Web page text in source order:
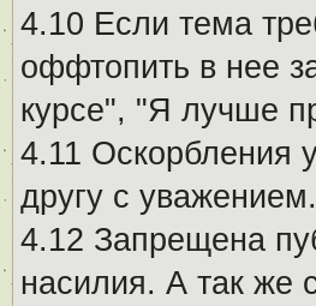
4.10 Если тема
оффтопить в нее
курсе", "Я лучше
4.11 Оскорбления
другу с уважением.
4.12 Запрещена
насилия. А так же